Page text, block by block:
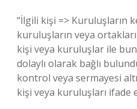
“İlgili kişi => Kuruluşların
kuruluşların veya
kişi veya kuruluşlar ile
dolaylı olarak bağlı
kontrol veya sermayesi
kişi veya kuruluşları ifade